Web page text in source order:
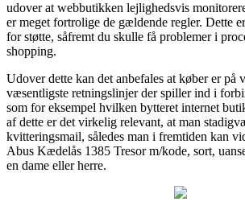
udover at webbutikken lejlighedsvis
er meget fortrolige de gældende regler. Dette
for støtte, såfremt du skulle få problemer i
shopping.
Udover dette kan det anbefales at køber er på
væsentligste retningslinjer der spiller ind i
som for eksempel hvilken bytteret internet
af dette er det virkelig relevant, at man
kvitteringsmail, således man i fremtiden kan
Abus Kædelås 1385 Tresor m/kode, sort,
en dame eller herre.